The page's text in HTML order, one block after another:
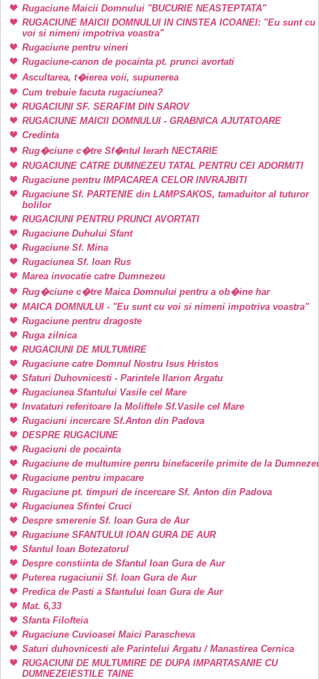
Rugaciune Maicii Domnului "BUCURIE NEASTEPTATA"
RUGACIUNE MAICII DOMNULUI IN CINSTEA ICOANEI: "Eu sunt cu
voi si nimeni impotriva voastra"
Rugaciune pentru vineri
Rugaciune-canon de pocainta pt. prunci avortati
Ascultarea, t�ierea voii, supunerea
Cum trebuie facuta rugaciunea?
RUGACIUNI SF. SERAFIM DIN SAROV
RUGACIUNE MAICII DOMNULUI - GRABNICA AJUTATOARE
Credinta
Rug�ciune c�tre Sf�ntul Ierarh NECTARIE
RUGACIUNE CATRE DUMNEZEU TATAL PENTRU CEI ADORMITI
Rugaciune pentru IMPACAREA CELOR INVRAJBITI
Rugaciune Sf. PARTENIE din LAMPSAKOS, tamaduitor al tuturor
bolilor
RUGACIUNI PENTRU PRUNCI AVORTATI
Rugaciune Duhului Sfant
Rugaciune Sf. Mina
Rugaciunea Sf. Ioan Rus
Marea invocatie catre Dumnezeu
Rug�ciune c�tre Maica Domnului pentru a ob�ine har
MAICA DOMNULUI - "Eu sunt cu voi si nimeni impotriva voastra"
Rugaciune pentru dragoste
Ruga zilnica
RUGACIUNI DE MULTUMIRE
Rugaciune catre Domnul Nostru Isus Hristos
Sfaturi Duhovnicesti - Parintele Ilarion Argatu
Rugaciunea Sfantului Vasile cel Mare
Invataturi referitoare la Moliftele Sf.Vasile cel Mare
Rugaciuni incercare Sf.Anton din Padova
DESPRE RUGACIUNE
Rugaciuni de pocainta
Rugaciune de multumire penru binefacerile primite de la
Rugaciune pentru impacare
Rugaciune pt. timpuri de incercare Sf. Anton din Padova
Rugaciunea Sfintei Cruci
Despre smerenie Sf. Ioan Gura de Aur
Rugaciune SFANTULUI IOAN GURA DE AUR
Sfantul Ioan Botezatorul
Despre constiinta de Sfantul Ioan Gura de Aur
Puterea rugaciunii Sf. Ioan Gura de Aur
Predica de Pasti a Sfantului Ioan Gura de Aur
Mat. 6,33
Sfanta Filofteia
Rugaciune Cuvioasei Maici Parascheva
Saturi duhovnicesti ale Parintelui Argatu / Manastirea Cernica
RUGACIUNI DE MULTUMIRE DE DUPA IMPARTASANIE CU
DUMNEZEIESTILE TAINE